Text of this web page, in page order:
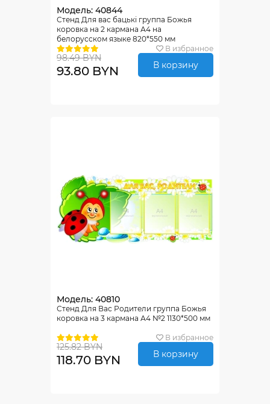
Модель: 40844
Стенд Для вас бацькi группа Божья
коровка на 2 кармана А4 на
белорусском языке 820*550 мм
В избранное
98.49 BYN
93.80 BYN В корзину
Модель: 40810
Стенд Для Вас Родители группа Божья
коровка на 3 кармана А4 №2 1130*500 мм
В избранное
125.82 BYN
118.70 BYN В корзину